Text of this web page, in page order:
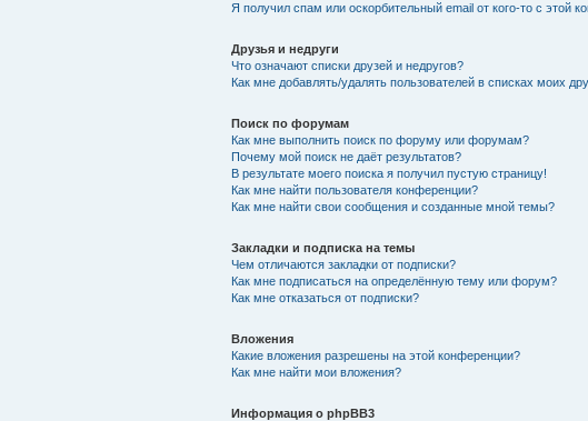
Я получил спам или оскорбительный email от кого-то с этой
Друзья и недруги
Что означают списки друзей и недругов?
Как мне добавлять/удалять пользователей в списках моих
Поиск по форумам
Как мне выполнить поиск по форуму или форумам?
Почему мой поиск не даёт результатов?
В результате моего поиска я получил пустую страницу!
Как мне найти пользователя конференции?
Как мне найти свои сообщения и созданные мной темы?
Закладки и подписка на темы
Чем отличаются закладки от подписки?
Как мне подписаться на определённую тему или форум?
Как мне отказаться от подписки?
Вложения
Какие вложения разрешены на этой конференции?
Как мне найти мои вложения?
Информация о phpBB3